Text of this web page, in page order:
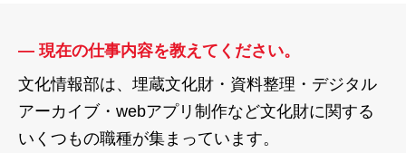
― 現在の仕事内容を教えてください。
文化情報部は、埋蔵文化財・資料整理・デジタル
アーカイブ・webアプリ制作など文化財に関する
いくつもの職種が集まっています。